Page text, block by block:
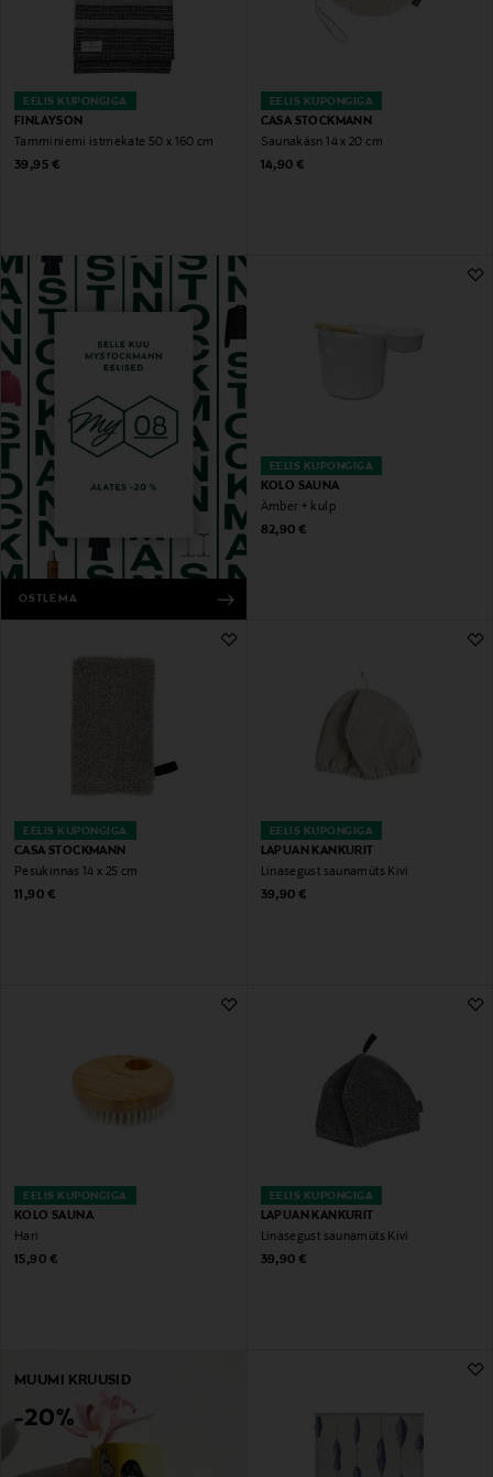
EELIS KUPONGIGA
FINLAYSON
Tamminiemi istmekate 50 x 160 cm
Original Price
39,95 €
EELIS KUPONGIGA
CASA STOCKMANN
Saunakäsn 14 x 20 cm
Original Price
14,90 €
OSTLEMA
EELIS KUPONGIGA
KOLO SAUNA
Ämber + kulp
Original Price
82,90 €
EELIS KUPONGIGA
CASA STOCKMANN
Pesukinnas 14 x 25 cm
Original Price
11,90 €
EELIS KUPONGIGA
LAPUAN KANKURIT
Linasegust saunamüts Kivi
Original Price
39,90 €
EELIS KUPONGIGA
KOLO SAUNA
Hari
Original Price
15,90 €
EELIS KUPONGIGA
LAPUAN KANKURIT
Linasegust saunamüts Kivi
Original Price
39,90 €
MUUMI KRUUSID
-20%